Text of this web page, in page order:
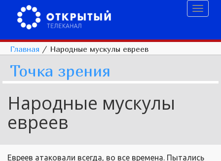
Главная / Народные мускулы евреев
Точка зрения
Народные мускулы
евреев
Евреев атаковали всегда, во все времена. Пытались